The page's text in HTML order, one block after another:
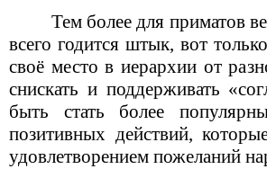
Тем более для приматов
всего годится штык, вот
своё место в иерархии от
снискать и поддерживать
быть стать более
позитивных действий,
удовлетворением пожеланий